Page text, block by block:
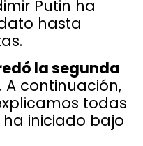
Putin ha
hasta
la segunda
. A continuación,
todas
iniciado bajo